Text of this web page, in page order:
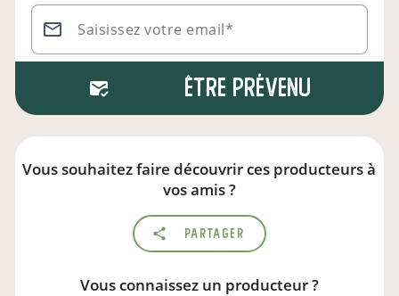
Saisissez votre email*
Être prévenu
Vous souhaitez faire découvrir ces producteurs à
vos amis ?
Partager
Vous connaissez un producteur ?